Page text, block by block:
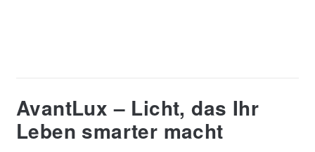
AvantLux – Licht, das Ihr
Leben smarter macht